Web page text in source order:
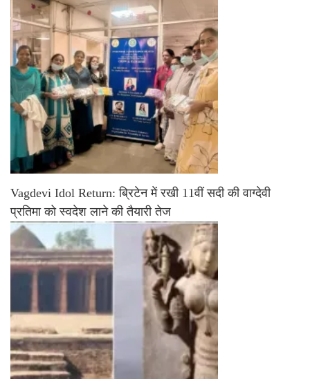
Vagdevi Idol Return: ब्रिटेन में रखी 11वीं सदी की वाग्देवी
प्रतिमा को स्वदेश लाने की तैयारी तेज